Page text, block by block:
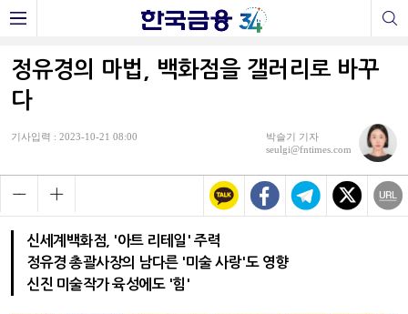
정유경의 마법, 백화점을 갤러리로 바꾸
다
기사입력 : 2023-10-21 08:00
박슬기 기자
seulgi@fntimes.com
신세계백화점, '아트 리테일' 주력
정유경 총괄사장의 남다른 '미술 사랑'도 영향
신진 미술작가 육성에도 '힘'